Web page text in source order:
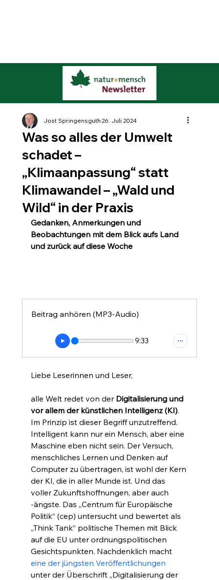
Was so alles der Umwelt
schadet –
„Klimaanpassung“ statt
Klimawandel – „Wald und
Wild“ in der Praxis
Jost Springensguth26. Juli 2024
Gedanken, Anmerkungen und
Beobachtungen mit dem Blick aufs Land
und zurück auf diese Woche
Beitrag anhören (MP3-Audio)
9:33
Liebe Leserinnen und Leser,
alle Welt redet von der Digitalisierung und
vor allem der künstlichen Intelligenz (KI).
Im Prinzip ist dieser Begriff unzutreffend.
Intelligent kann nur ein Mensch, aber eine
Maschine eben nicht sein. Der Versuch,
menschliches Lernen und Denken auf
Computer zu übertragen, ist wohl der Kern
der KI, die in aller Munde ist. Und das
voller Zukunftshoffnungen, aber auch
-ängste. Das „Centrum für Europäische
Politik“ (cep) untersucht und bewertet als
„Think Tank“ politische Themen mit Blick
auf die EU unter ordnungspolitischen
Gesichtspunkten. Nachdenklich macht
eine der jüngsten Veröffentlichungen
unter der Überschrift „Digitalisierung der